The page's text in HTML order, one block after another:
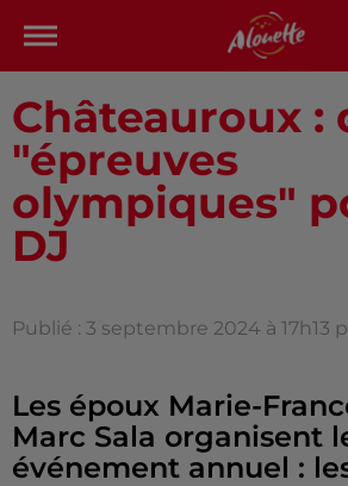
Châteauroux :
"épreuves
olympiques"
DJ
Publié : 3 septembre 2024 à 17h13
Les époux Marie-
Marc Sala organisent
événement annuel :